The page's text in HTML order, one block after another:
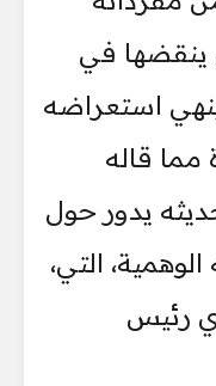
ينقضها في
استعراضه
مما قاله
يدور حول
التي،
رئيس